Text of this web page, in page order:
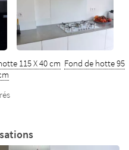
115 X 40 cm Fond de hotte 95